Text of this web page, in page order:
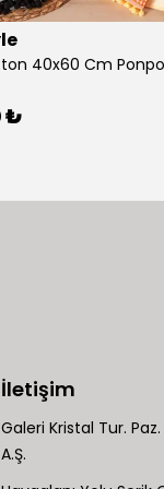
₺
İletişim
Galeri Kristal Tur.
A.Ş.